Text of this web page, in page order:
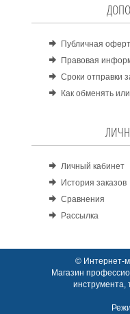
Публичная
Правовая
Сроки отправки
Как обменять
Личный кабинет
История заказов
Сравнения
Рассылка
© Интернет-
Магазин
инструмента,